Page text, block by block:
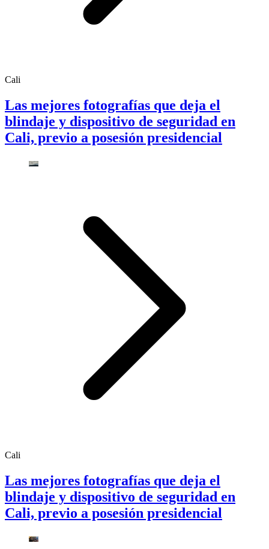
Cali
Las mejores fotografías que deja el
blindaje y dispositivo de seguridad en
Cali, previo a posesión presidencial
Cali
Las mejores fotografías que deja el
blindaje y dispositivo de seguridad en
Cali, previo a posesión presidencial